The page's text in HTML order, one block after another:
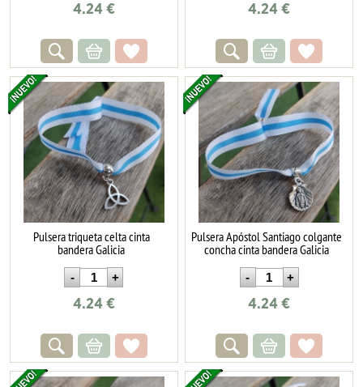
4.24€ 4.24 €
Pulsera triqueta celta cinta
bandera Galicia
4.24€
Pulsera Apóstol Santiago colgante
concha cinta bandera Galicia
4.24 €